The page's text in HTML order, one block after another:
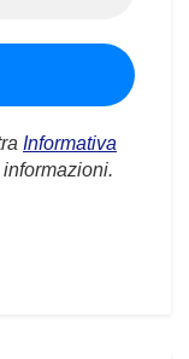
Informativa